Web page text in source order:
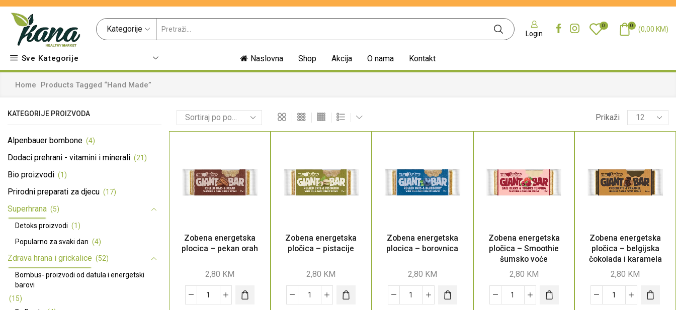
Kategorije Login
0 0 (0,00 KM)
Sve Kategorije Naslovna Shop Akcija O nama Kontakt
Home Products Tagged “Hand Made”
Prikaži
Zobena energetska
plocica – pekan orah
2,80 KM
Zobena energetska
pločica – pistacije
2,80 KM
Zobena energetska
plocica – borovnica
2,80 KM
Zobena energetska
pločica – Smoothie
šumsko voće
2,80 KM
Zobena energetska
pločica – belgijska
čokolada i karamela
2,80 KM
KATEGORIJE PROIZVODA
Alpenbauer bombone (4)
Dodaci prehrani - vitamini i minerali (21)
Bio proizvodi (1)
Prirodni preparati za djecu (17)
Superhrana (5)
Detoks proizvodi (1)
Popularno za svaki dan (4)
Zdrava hrana i grickalice (52)
Bombus- proizvodi od datula i energetski
barovi
(15)